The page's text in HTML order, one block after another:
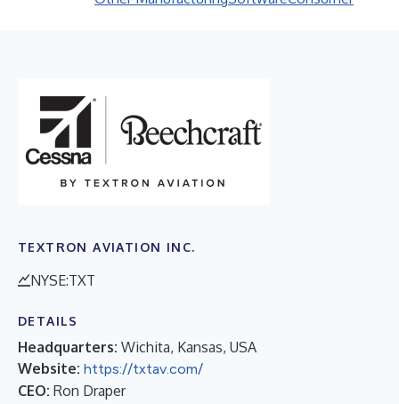
TEXTRON AVIATION INC.
NYSE:TXT
DETAILS
Headquarters: Wichita, Kansas, USA
Website: https://txtav.com/
CEO: Ron Draper